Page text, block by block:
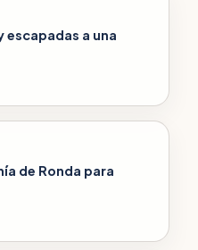
escapadas a una
de Ronda para